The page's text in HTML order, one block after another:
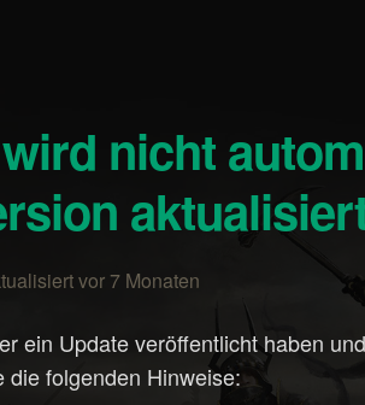
vor 7 Monaten
ein Update veröffentlicht haben
folgenden Hinweise: